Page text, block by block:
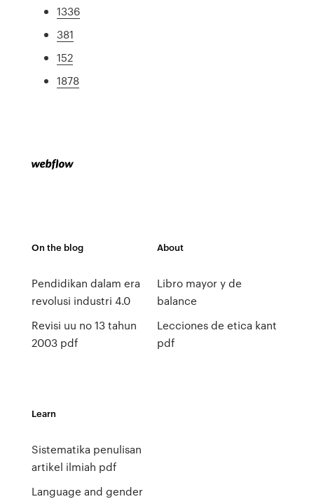
1336
381
152
1878
On the blog
Pendidikan dalam era
revolusi industri 4.0
Revisi uu no 13 tahun
2003 pdf
About
Libro mayor y de
balance
Lecciones de etica kant
pdf
Learn
Sistematika penulisan
artikel ilmiah pdf
Language and gender